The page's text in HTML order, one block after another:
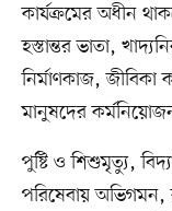
কার্যক্রমের অধীন
হস্তান্তর ভাতা,
নির্মাণকাজ, জীবিকা
মানুষদের
পুষ্টি ও শিশুমৃত্যু,
পরিষেবায় অভিগমন,